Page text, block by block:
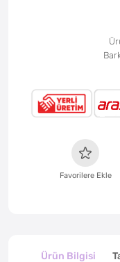
Favorilere Ekle
Ürün Bilgisi